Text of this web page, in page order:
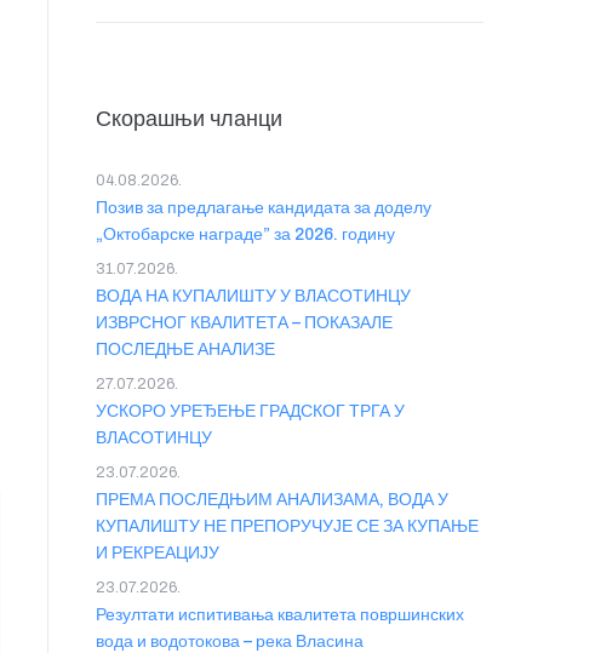
Скорашњи чланци
Позив за предлагање кандидата за доделу
„Октобарске награде” за 2026. годину
04.08.2026.
ВОДА НА КУПАЛИШТУ У ВЛАСОТИНЦУ
ИЗВРСНОГ КВАЛИТЕТА – ПОКАЗАЛЕ
ПОСЛЕДЊЕ АНАЛИЗЕ
31.07.2026.
УСКОРО УРЕЂЕЊЕ ГРАДСКОГ ТРГА У
ВЛАСОТИНЦУ
27.07.2026.
ПРЕМА ПОСЛЕДЊИМ АНАЛИЗАМА, ВОДА У
КУПАЛИШТУ НЕ ПРЕПОРУЧУЈЕ СЕ ЗА КУПАЊЕ
И РЕКРЕАЦИЈУ
23.07.2026.
Резултати испитивања квалитета површинских
вода и водотокова – река Власина
23.07.2026.